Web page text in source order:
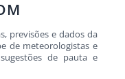
previsões e dados da
de meteorologistas e
de pauta e